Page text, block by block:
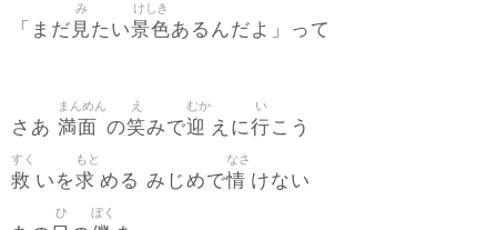
「まだ 見
み
たい景色
けしき
あるんだよ」って
さあ 満面
まんめん
の笑
え
みで迎
むか
えに行
い
こう
救
すく
いを求
もと
める みじめで情
なさ
けない
ひ ぼく